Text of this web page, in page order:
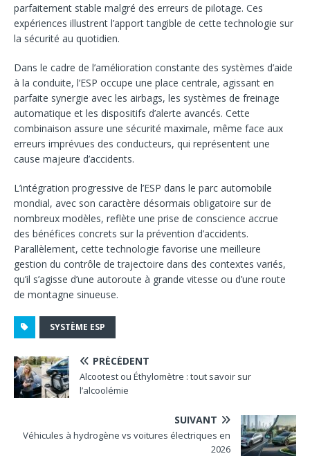
parfaitement stable malgré des erreurs de pilotage. Ces
expériences illustrent l’apport tangible de cette technologie sur
la sécurité au quotidien.
Dans le cadre de l’amélioration constante des systèmes d’aide
à la conduite, l’ESP occupe une place centrale, agissant en
parfaite synergie avec les airbags, les systèmes de freinage
automatique et les dispositifs d’alerte avancés. Cette
combinaison assure une sécurité maximale, même face aux
erreurs imprévues des conducteurs, qui représentent une
cause majeure d’accidents.
L’intégration progressive de l’ESP dans le parc automobile
mondial, avec son caractère désormais obligatoire sur de
nombreux modèles, reflète une prise de conscience accrue
des bénéfices concrets sur la prévention d’accidents.
Parallèlement, cette technologie favorise une meilleure
gestion du contrôle de trajectoire dans des contextes variés,
qu’il s’agisse d’une autoroute à grande vitesse ou d’une route
de montagne sinueuse.
SYSTÈME ESP
PRÉCÉDENT
Alcootest ou Éthylomètre : tout savoir sur
l’alcoolémie
SUIVANT
Véhicules à hydrogène vs voitures électriques en
2026